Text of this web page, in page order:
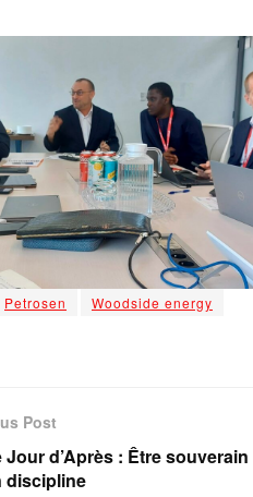
Petrosen Woodside energy
Post
Jour d’Après : Être souverain
discipline